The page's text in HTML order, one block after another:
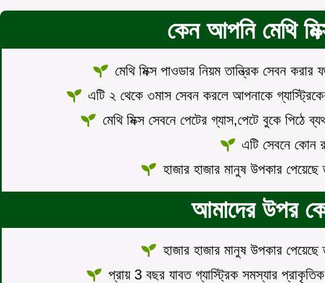
কেন আপনি মেথি
মেথি মিক্স পাওডার নিয়ম তান্ত্রিক সেবন
এটি ২ থেকে ৩মাস সেবন করলে আপনাকে
মেথি মিক্স সেবনে পেটের গ্যাস,পেটে বুকে পিঠে
এটি সেবনে কোন
হাজার হাজার মানুষ উপকার
আমাদের উপর
হাজার হাজার মানুষ উপকার
প্রায় 3 বছর যাবত গ্যাস্ট্রিক সমস্যার